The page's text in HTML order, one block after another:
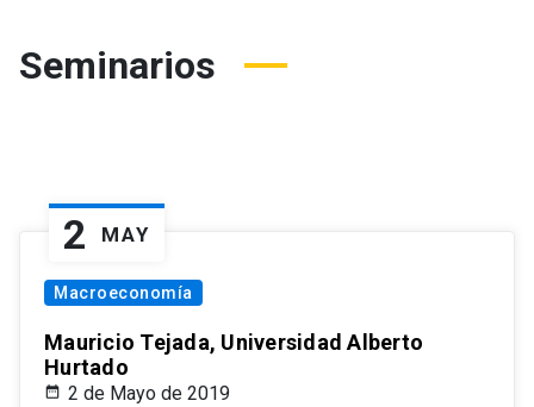
Seminarios
2 MAY
Macroeconomía
Mauricio Tejada, Universidad Alberto
Hurtado
2 de Mayo de 2019